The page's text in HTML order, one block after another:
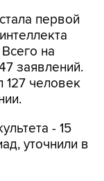
первой
на
заявлений.
127 человек
- 15
уточнили в